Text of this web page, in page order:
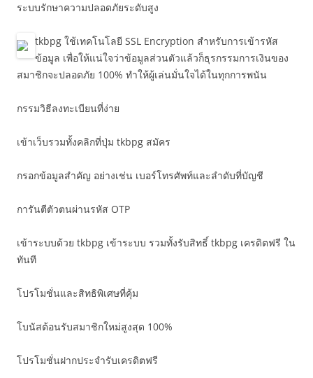
ระบบรักษาความปลอดภัยระดับสูง
tkbpg ใช้เทคโนโลยี SSL Encryption สำหรับการเข้ารหัส
ข้อมูล เพื่อให้แน่ใจว่าข้อมูลส่วนตัวแล้วก็ธุรกรรมการเงินของ
สมาชิกจะปลอดภัย 100% ทำให้ผู้เล่นมั่นใจได้ในทุกการพนัน
กรรมวิธีลงทะเบียนที่ง่าย
เข้าเว็บรวมทั้งคลิกที่ปุ่ม tkbpg สมัคร
กรอกข้อมูลสำคัญ อย่างเช่น เบอร์โทรศัพท์และลำดับที่บัญชี
การันตีตัวตนผ่านรหัส OTP
เข้าระบบด้วย tkbpg เข้าระบบ รวมทั้งรับสิทธิ์ tkbpg เครดิตฟรี ใน
ทันที
โปรโมชั่นและสิทธิพิเศษที่คุ้ม
โบนัสต้อนรับสมาชิกใหม่สูงสุด 100%
โปรโมชั่นฝากประจำรับเครดิตฟรี